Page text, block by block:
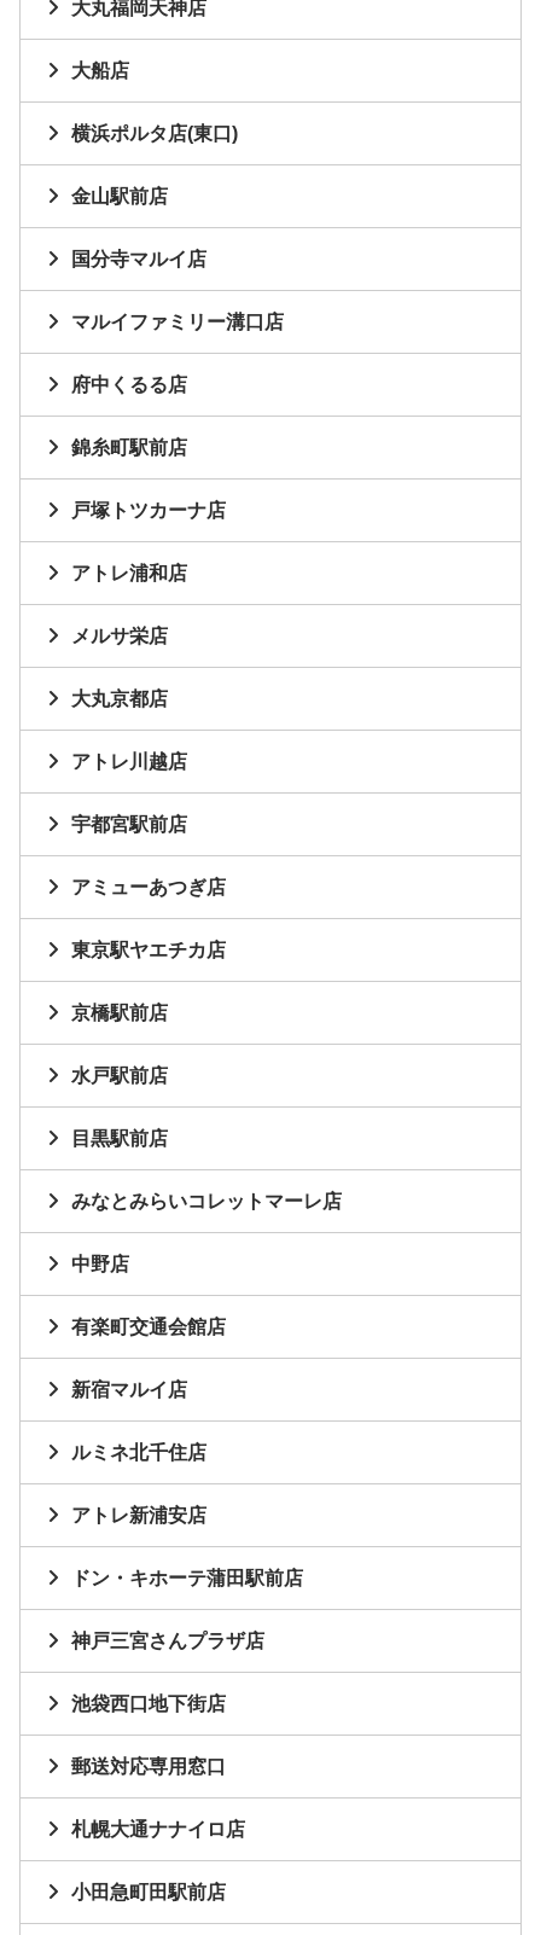
大丸福岡天神店
大船店
横浜ポルタ店(東口)
金山駅前店
国分寺マルイ店
マルイファミリー溝口店
府中くるる店
錦糸町駅前店
戸塚トツカーナ店
アトレ浦和店
メルサ栄店
大丸京都店
アトレ川越店
宇都宮駅前店
アミューあつぎ店
東京駅ヤエチカ店
京橋駅前店
水戸駅前店
目黒駅前店
みなとみらいコレットマーレ店
中野店
有楽町交通会館店
新宿マルイ店
ルミネ北千住店
アトレ新浦安店
ドン・キホーテ蒲田駅前店
神戸三宮さんプラザ店
池袋西口地下街店
郵送対応専用窓口
札幌大通ナナイロ店
小田急町田駅前店